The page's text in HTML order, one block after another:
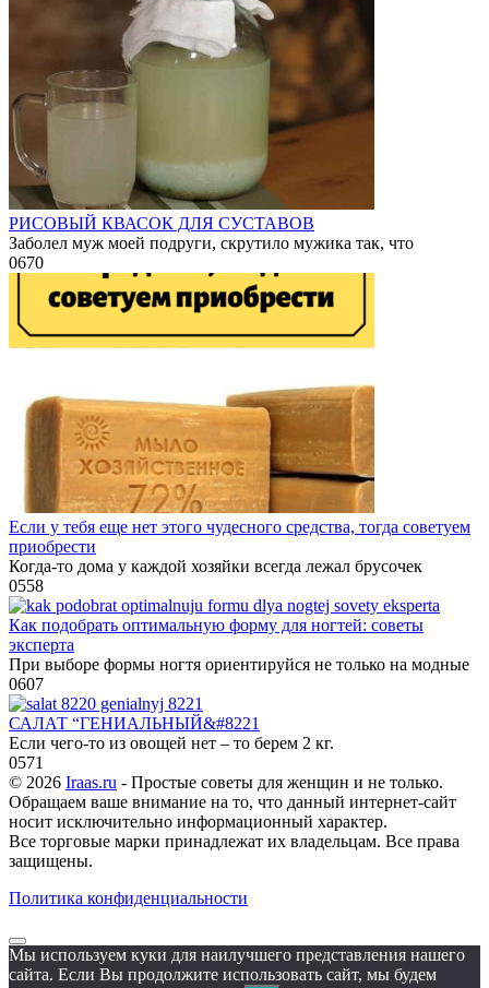
РИСОВЫЙ КВАСОК ДЛЯ СУСТАВОВ
Заболел муж моей подруги, скрутило мужика так, что
0670
Если у тебя еще нет этого чудесного средства, тогда советуем
приобрести
Когда-то дома у каждой хозяйки всегда лежал брусочек
0558
Как подобрать оптимальную форму для ногтей: советы
эксперта
При выборе формы ногтя ориентируйся не только на модные
0607
САЛАТ “ГЕНИАЛЬНЫЙ&#8221
Если чего-то из овощей нет – то берем 2 кг.
0571
© 2026 Iraas.ru - Простые советы для женщин и не только.
Обращаем ваше внимание на то, что данный интернет-сайт
носит исключительно информационный характер.
Все торговые марки принадлежат их владельцам. Все права
защищены.
Политика конфиденциальности
Мы используем куки для наилучшего представления нашего
сайта. Если Вы продолжите использовать сайт, мы будем